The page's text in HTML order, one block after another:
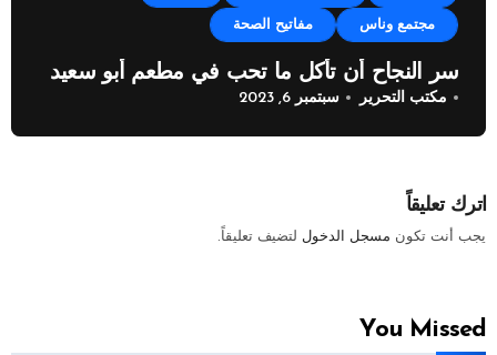
مجتمع وناس مفاتيح الصحة
سر النجاح أن تأكل ما تحب في مطعم أبو سعيد
مكتب التحرير سبتمبر 6, 2023
اترك تعليقاً
يجب أنت تكون مسجل الدخول لتضيف تعليقاً.
You Missed